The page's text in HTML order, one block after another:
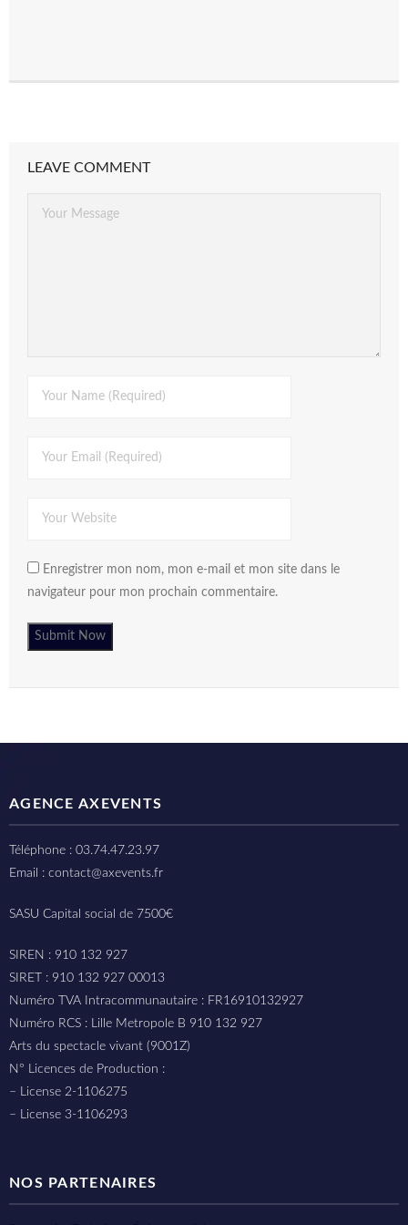
LEAVE COMMENT
Enregistrer mon nom, mon e-mail et mon site dans le
navigateur pour mon prochain commentaire.
AGENCE AXEVENTS
Téléphone : 03.74.47.23.97
Email : contact@axevents.fr
SASU Capital social de 7500€
SIREN : 910 132 927
SIRET : 910 132 927 00013
Numéro TVA Intracommunautaire : FR16910132927
Numéro RCS : Lille Metropole B 910 132 927
Arts du spectacle vivant (9001Z)
N° Licences de Production :
– License 2-1106275
– License 3-1106293
NOS PARTENAIRES